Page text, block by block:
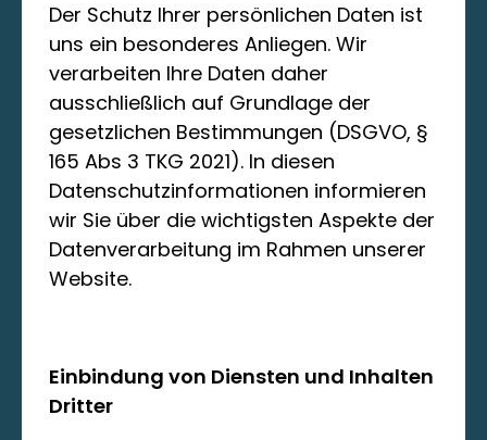
Der Schutz Ihrer persönlichen Daten ist
uns ein besonderes Anliegen. Wir
verarbeiten Ihre Daten daher
ausschließlich auf Grundlage der
gesetzlichen Bestimmungen (DSGVO, §
165 Abs 3 TKG 2021). In diesen
Datenschutzinformationen informieren
wir Sie über die wichtigsten Aspekte der
Datenverarbeitung im Rahmen unserer
Website.
Einbindung von Diensten und Inhalten
Dritter